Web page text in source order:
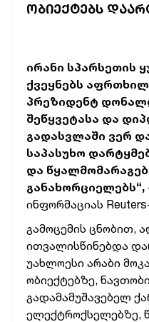
ᲝᲑᲘᲔᲥᲢᲔᲑᲡ
ირანი სპარსეთის
ქვეყნებს
პრეზიდენტ
შეწყვეტასა და
გადასვლაში ვერ
საპასუხო
და
განახორციელებს“,
ინფორმაციას
გამოცემის ცნობით,
ითვალისწინებდა
უახლოესი არაბი
ობიექტებზე,
გადამამუშავებელ
ელექტროქსელებზე,